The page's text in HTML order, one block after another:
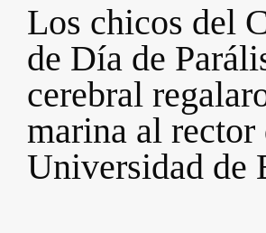
Los chicos del
de Día de
cerebral
marina al rector
Universidad de